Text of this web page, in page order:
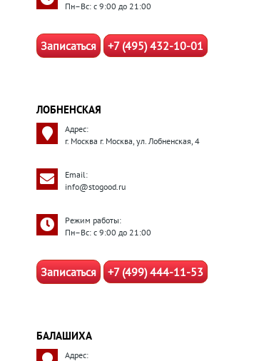
Пн–Вс: с 9:00 до 21:00
Записаться +7 (495) 432-10-01
ЛОБНЕНСКАЯ
Адрес:
г. Москва г. Москва, ул. Лобненская, 4
Email:
info@stogood.ru
Режим работы:
Пн–Вс: с 9:00 до 21:00
Записаться +7 (499) 444-11-53
БАЛАШИХА
Адрес: